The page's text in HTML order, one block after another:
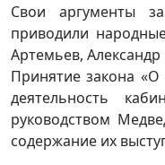
Свои аргументы
приводили
Артемьев, Александр
Принятие закона «О
деятельность
руководством
содержание их